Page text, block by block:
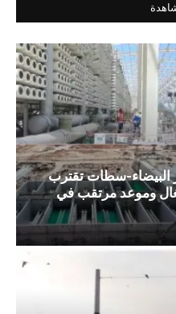
البيضاء-سطات تقترب
من الأشغال وموعد مرتقب في